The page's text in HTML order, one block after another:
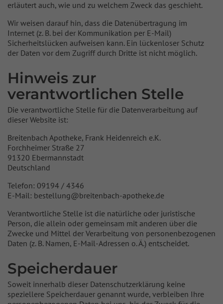
erläutert auch, wie und zu welchem Zweck das geschieht.
Wir weisen darauf hin, dass die Datenübertragung im
Internet (z. B. bei der Kommunikation per E-Mail)
Sicherheitslücken aufweisen kann. Ein lückenloser Schutz
der Daten vor dem Zugriff durch Dritte ist nicht möglich.
Hinweis zur
verantwortlichen Stelle
Die verantwortliche Stelle für die Datenverarbeitung auf
dieser Website ist:
Breitenbach Apotheke, Frank Heidenreich e.K.
Forchheimer Straße 27
91320 Ebermannstadt
Deutschland
Telefon: 09194 / 4346
E-Mail: bestellung@breitenbach-apotheke.de
Verantwortliche Stelle ist die natürliche oder juristische
Person, die allein oder gemeinsam mit anderen über die
Zwecke und Mittel der Verarbeitung von personenbezogenen
Daten (z. B. Namen, E-Mail-Adressen o. Ä.) entscheidet.
Speicherdauer
Soweit innerhalb dieser Datenschutzerklärung keine
speziellere Speicherdauer genannt wurde, verbleiben Ihre